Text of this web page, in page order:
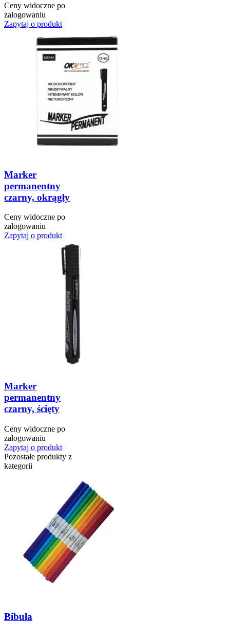
Ceny widoczne po
zalogowaniu
Zapytaj o produkt
Marker
permanentny
czarny, okrągły
Ceny widoczne po
zalogowaniu
Zapytaj o produkt
Marker
permanentny
czarny, ścięty
Ceny widoczne po
zalogowaniu
Zapytaj o produkt
Pozostałe produkty z
kategorii
Bibuła